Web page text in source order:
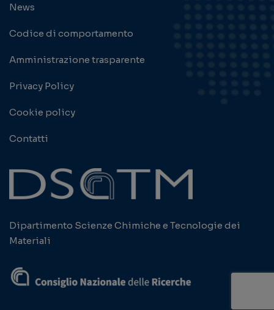
News
Codice di comportamento
Amministrazione trasparente
Privacy Policy
Cookie policy
Contatti
Dipartimento Scienze Chimiche e Tecnologie dei
Materiali